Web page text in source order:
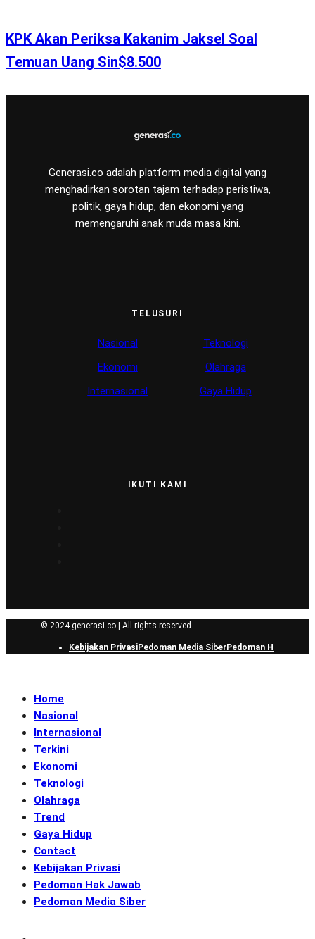
KPK Akan Periksa Kakanim Jaksel Soal
Temuan Uang Sin$8.500
Generasi.co adalah platform media digital yang
menghadirkan sorotan tajam terhadap peristiwa,
politik, gaya hidup, dan ekonomi yang
memengaruhi anak muda masa kini.
TELUSURI
Nasional
Ekonomi
Internasional
Teknologi
Olahraga
Gaya Hidup
IKUTI KAMI
© 2024 generasi.co | All rights reserved
Kebijakan PrivasiPedoman Media SiberPedoman Hak Jawab
Home
Nasional
Internasional
Terkini
Ekonomi
Teknologi
Olahraga
Trend
Gaya Hidup
Contact
Kebijakan Privasi
Pedoman Hak Jawab
Pedoman Media Siber